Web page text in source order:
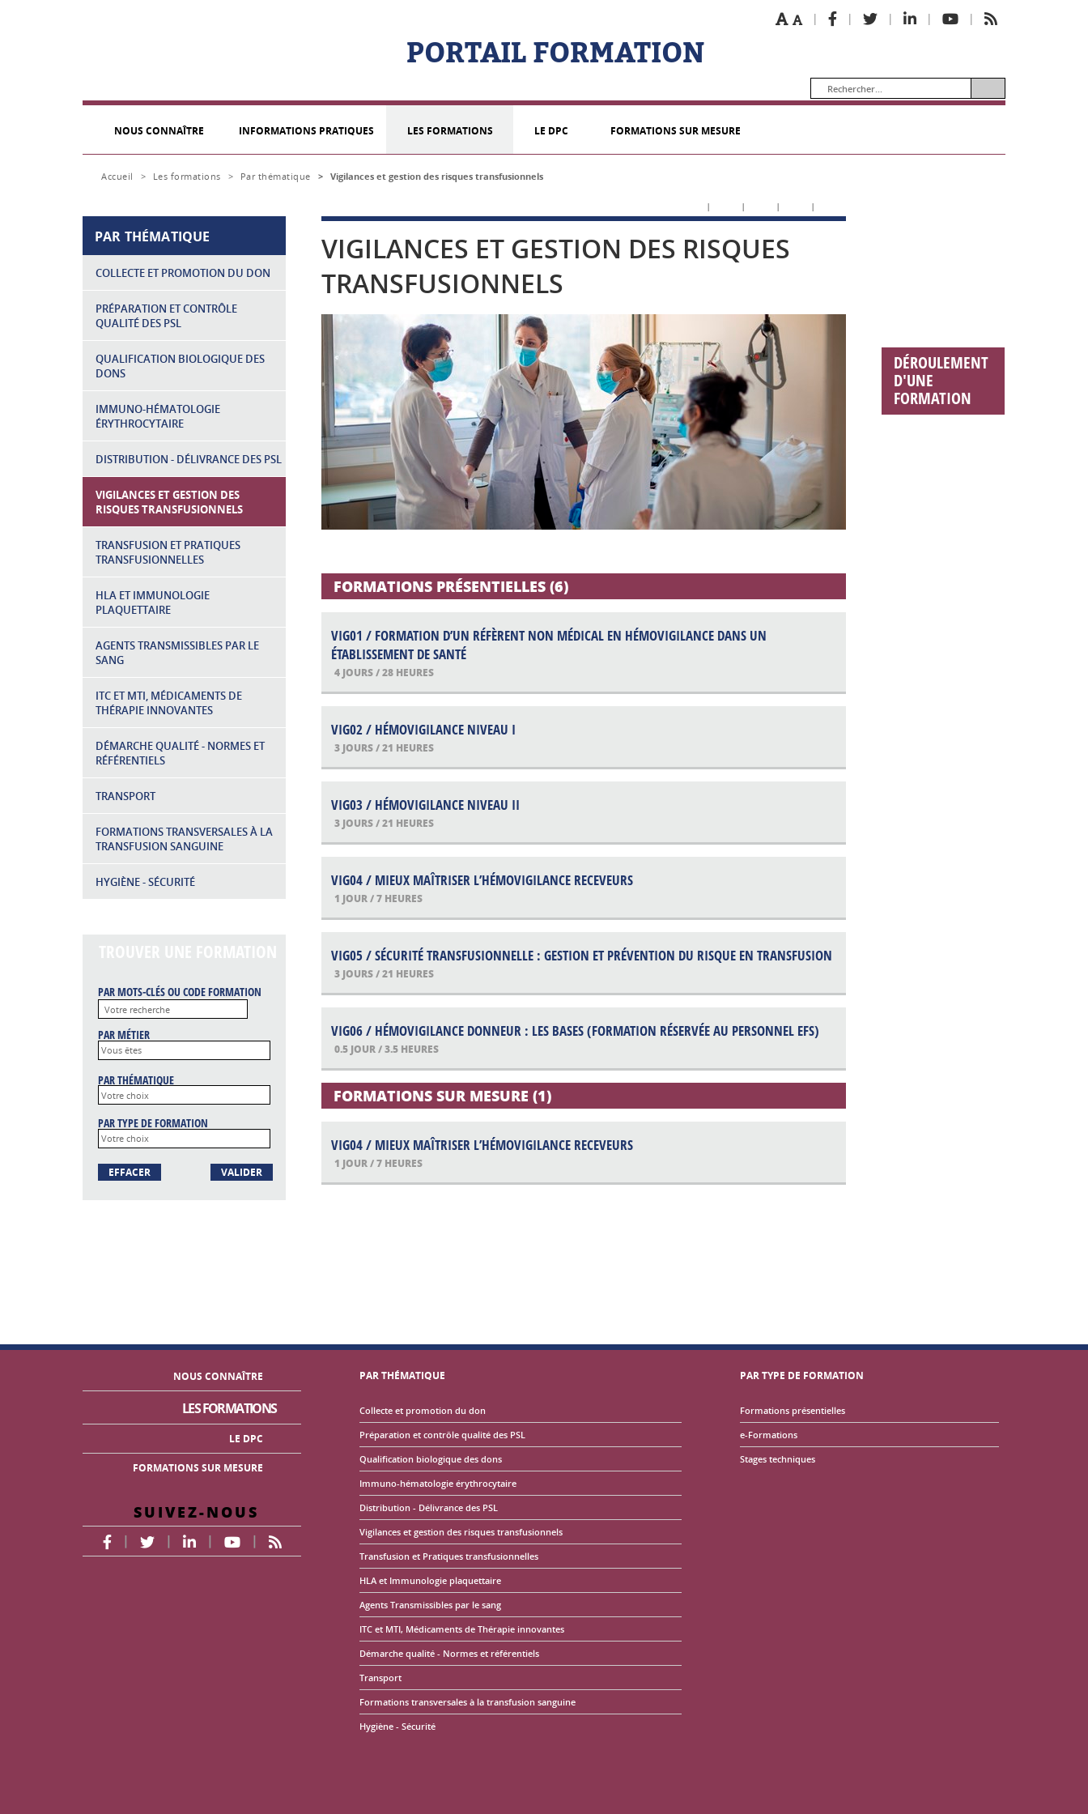
PORTAIL FORMATION
| | | | |
NOUS CONNAÎTRE INFORMATIONS PRATIQUES LES FORMATIONS LE DPC FORMATIONS SUR MESURE
Accueil > Les formations > Par thématique > Vigilances et gestion des risques transfusionnels
| | | |
PAR THÉMATIQUE
COLLECTE ET PROMOTION DU DON
PRÉPARATION ET CONTRÔLE
QUALITÉ DES PSL
QUALIFICATION BIOLOGIQUE DES
DONS
IMMUNO-HÉMATOLOGIE
ÉRYTHROCYTAIRE
DISTRIBUTION - DÉLIVRANCE DES PSL
VIGILANCES ET GESTION DES
RISQUES TRANSFUSIONNELS
TRANSFUSION ET PRATIQUES
TRANSFUSIONNELLES
HLA ET IMMUNOLOGIE
PLAQUETTAIRE
AGENTS TRANSMISSIBLES PAR LE
SANG
ITC ET MTI, MÉDICAMENTS DE
THÉRAPIE INNOVANTES
DÉMARCHE QUALITÉ - NORMES ET
RÉFÉRENTIELS
TRANSPORT
FORMATIONS TRANSVERSALES À LA
TRANSFUSION SANGUINE
HYGIÈNE - SÉCURITÉ
PAR MOTS-CLÉS OU CODE FORMATION
PAR MÉTIER
PAR THÉMATIQUE
PAR TYPE DE FORMATION
EFFACER VALIDER
VIGILANCES ET GESTION DES RISQUES
TRANSFUSIONNELS
FORMATIONS PRÉSENTIELLES (6)
VIG01 / FORMATION D’UN RÉFÈRENT NON MÉDICAL EN HÉMOVIGILANCE DANS UN
ÉTABLISSEMENT DE SANTÉ
4 JOURS / 28 HEURES
VIG02 / HÉMOVIGILANCE NIVEAU I
3 JOURS / 21 HEURES
VIG03 / HÉMOVIGILANCE NIVEAU II
3 JOURS / 21 HEURES
VIG04 / MIEUX MAÎTRISER L’HÉMOVIGILANCE RECEVEURS
1 JOUR / 7 HEURES
VIG05 / SÉCURITÉ TRANSFUSIONNELLE : GESTION ET PRÉVENTION DU RISQUE EN TRANSFUSION
3 JOURS / 21 HEURES
VIG06 / HÉMOVIGILANCE DONNEUR : LES BASES (FORMATION RÉSERVÉE AU PERSONNEL EFS)
0.5 JOUR / 3.5 HEURES
FORMATIONS SUR MESURE (1)
VIG04 / MIEUX MAÎTRISER L’HÉMOVIGILANCE RECEVEURS
1 JOUR / 7 HEURES
DÉROULEMENT
D'UNE
FORMATION
NOUS CONNAÎTRE
LES FORMATIONS
LE DPC
FORMATIONS SUR MESURE
SUIVEZ-NOUS
| | | |
PAR THÉMATIQUE
Collecte et promotion du don
Préparation et contrôle qualité des PSL
Qualification biologique des dons
Immuno-hématologie érythrocytaire
Distribution - Délivrance des PSL
Vigilances et gestion des risques transfusionnels
Transfusion et Pratiques transfusionnelles
HLA et Immunologie plaquettaire
Agents Transmissibles par le sang
ITC et MTI, Médicaments de Thérapie innovantes
Démarche qualité - Normes et référentiels
Transport
Formations transversales à la transfusion sanguine
Hygiène - Sécurité
PAR TYPE DE FORMATION
Formations présentielles
e-Formations
Stages techniques